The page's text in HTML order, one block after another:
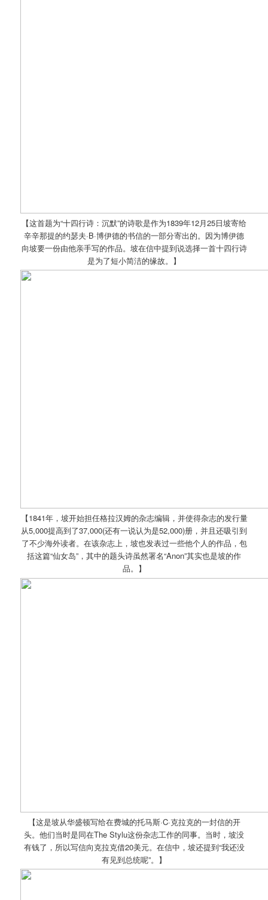
【这首题为“十四行诗：沉默”的诗歌是作为1839年12月25日坡寄给
辛辛那提的约瑟夫·B·博伊德的书信的一部分寄出的。因为博伊德
向坡要一份由他亲手写的作品。坡在信中提到说选择一首十四行诗
是为了短小简洁的缘故。】
【1841年，坡开始担任格拉汉姆的杂志编辑，并使得杂志的发行量
从5,000提高到了37,000(还有一说认为是52,000)册，并且还吸引到
了不少海外读者。在该杂志上，坡也发表过一些他个人的作品，包
括这篇“仙女岛”，其中的题头诗虽然署名“Anon”其实也是坡的作
品。】
【这是坡从华盛顿写给在费城的托马斯·C·克拉克的一封信的开
头。他们当时是同在The Stylu这份杂志工作的同事。当时，坡没
有钱了，所以写信向克拉克借20美元。在信中，坡还提到“我还没
有见到总统呢”。】